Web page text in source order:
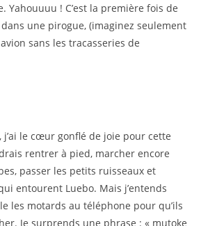
Yahouuuu ! C’est la première fois de
une pirogue, (imaginez seulement
sans les tracasseries de
j’ai le cœur gonflé de joie pour cette
rentrer à pied, marcher encore
passer les petits ruisseaux et
entourent Luebo. Mais j’entends
les motards au téléphone pour qu’ils
Je surprends une phrase : « mutoke